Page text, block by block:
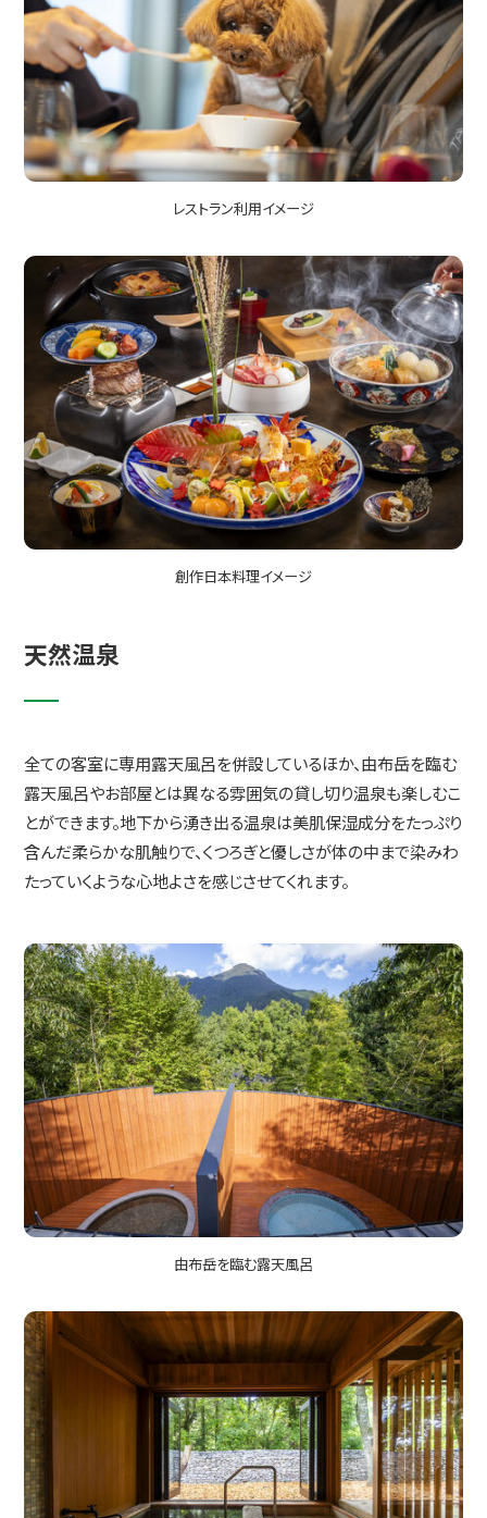
レストラン利用イメージ
創作日本料理イメージ
天然温泉
全ての客室に専用露天風呂を併設しているほか、由布岳を臨む
露天風呂やお部屋とは異なる雰囲気の貸し切り温泉も楽しむこ
とができます。地下から湧き出る温泉は美肌保湿成分をたっぷり
含んだ柔らかな肌触りで、くつろぎと優しさが体の中まで染みわ
たっていくような心地よさを感じさせてくれます。
由布岳を臨む露天風呂